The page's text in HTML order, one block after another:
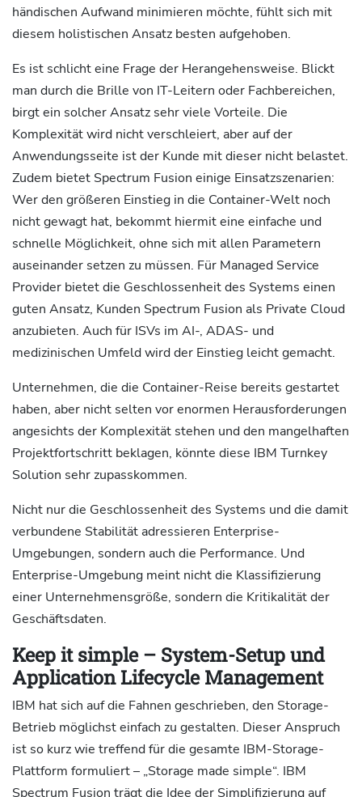
händischen Aufwand minimieren möchte, fühlt sich mit
diesem holistischen Ansatz besten aufgehoben.
Es ist schlicht eine Frage der Herangehensweise. Blickt
man durch die Brille von IT-Leitern oder Fachbereichen,
birgt ein solcher Ansatz sehr viele Vorteile. Die
Komplexität wird nicht verschleiert, aber auf der
Anwendungsseite ist der Kunde mit dieser nicht belastet.
Zudem bietet Spectrum Fusion einige Einsatzszenarien:
Wer den größeren Einstieg in die Container-Welt noch
nicht gewagt hat, bekommt hiermit eine einfache und
schnelle Möglichkeit, ohne sich mit allen Parametern
auseinander setzen zu müssen. Für Managed Service
Provider bietet die Geschlossenheit des Systems einen
guten Ansatz, Kunden Spectrum Fusion als Private Cloud
anzubieten. Auch für ISVs im AI-, ADAS- und
medizinischen Umfeld wird der Einstieg leicht gemacht.
Unternehmen, die die Container-Reise bereits gestartet
haben, aber nicht selten vor enormen Herausforderungen
angesichts der Komplexität stehen und den mangelhaften
Projektfortschritt beklagen, könnte diese IBM Turnkey
Solution sehr zupasskommen.
Nicht nur die Geschlossenheit des Systems und die damit
verbundene Stabilität adressieren Enterprise-
Umgebungen, sondern auch die Performance. Und
Enterprise-Umgebung meint nicht die Klassifizierung
einer Unternehmensgröße, sondern die Kritikalität der
Geschäftsdaten.
Keep it simple – System-Setup und
Application Lifecycle Management
IBM hat sich auf die Fahnen geschrieben, den Storage-
Betrieb möglichst einfach zu gestalten. Dieser Anspruch
ist so kurz wie treffend für die gesamte IBM-Storage-
Plattform formuliert – „Storage made simple“. IBM
Spectrum Fusion trägt die Idee der Simplifizierung auf